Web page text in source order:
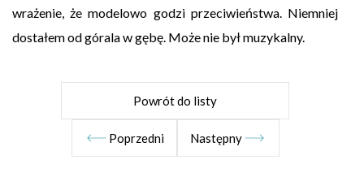
wrażenie, że modelowo godzi przeciwieństwa. Niemniej
dostałem od górala w gębę. Może nie był muzykalny.
Poprzedni
Powrót do listy
Następny